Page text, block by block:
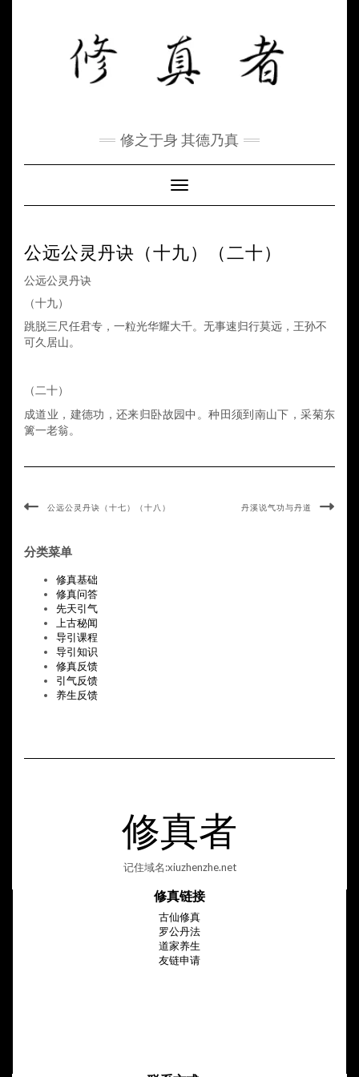
修之于身 其德乃真
Toggle Navigation
公远公灵丹诀（十九）（二十）
公远公灵丹诀
（十九）
跳脱三尺任君专，一粒光华耀大千。无事速归行莫远， 王孙不
可久居山。
（二十）
成道业，建德功，还来归卧故园中。种田须到南山下，采菊东
篱一老翁。
公远公灵丹诀（十七）（十八） 丹溪说气功与丹道
分类菜单
修真基础
修真问答
先天引气
上古秘闻
导引课程
导引知识
修真反馈
引气反馈
养生反馈
修真者
记住域名:xiuzhenzhe.net
修真链接
古仙修真
罗公丹法
道家养生
友链申请